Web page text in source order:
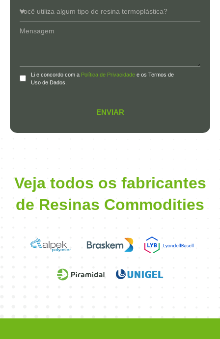
Li e concordo com a Política de Privacidade e os Termos de
Uso de Dados.
ENVIAR
Veja todos os fabricantes
de Resinas Commodities